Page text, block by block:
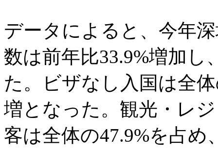
データによると、今年
数は前年比33.9%増加し
た。ビザなし入国は全
増となった。観光・レ
客は全体の47.9%を占め